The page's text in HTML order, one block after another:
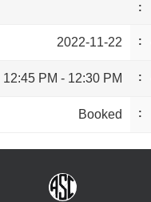
2022-11-22
12:30 PM
-
12:45 PM
Booked